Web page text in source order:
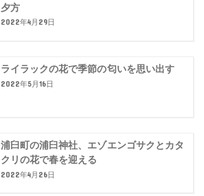
夕方
2022年4月29日
ライラックの花で季節の匂いを思い出す
2022年5月16日
浦臼町の浦臼神社、エゾエンゴサクとカタ
クリの花で春を迎える
2022年4月26日